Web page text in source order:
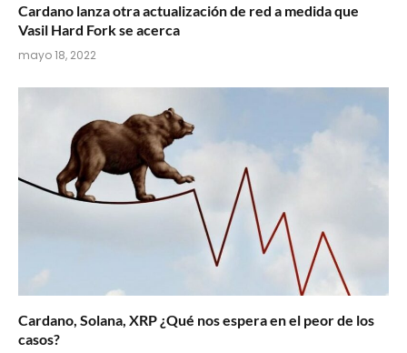
Cardano lanza otra actualización de red a medida que
Vasil Hard Fork se acerca
mayo 18, 2022
Cardano, Solana, XRP ¿Qué nos espera en el peor de los
casos?